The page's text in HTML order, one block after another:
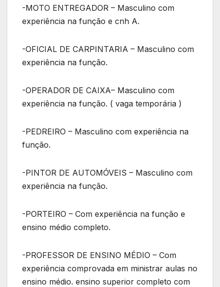
-MOTO ENTREGADOR – Masculino com
experiência na função e cnh A.
-OFICIAL DE CARPINTARIA – Masculino com
experiência na função.
-OPERADOR DE CAIXA– Masculino com
experiência na função. ( vaga temporária )
-PEDREIRO – Masculino com experiência na
função.
-PINTOR DE AUTOMÓVEIS – Masculino com
experiência na função.
-PORTEIRO – Com experiência na função e
ensino médio completo.
-PROFESSOR DE ENSINO MÉDIO – Com
experiência comprovada em ministrar aulas no
ensino médio. ensino superior completo com